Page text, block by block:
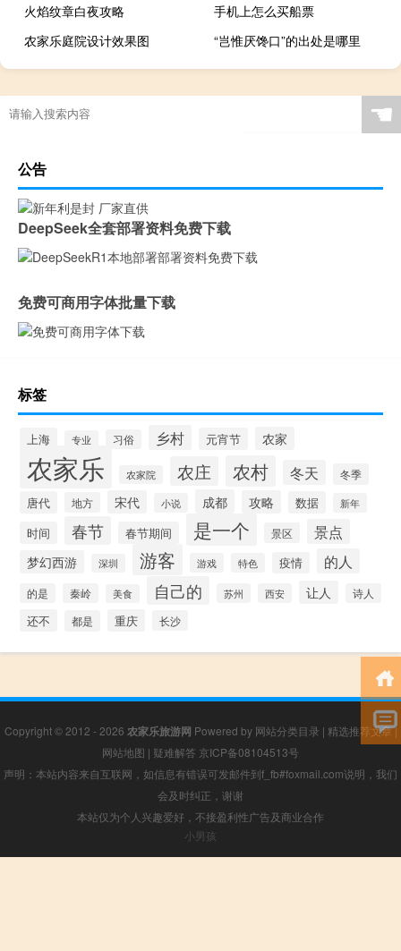
火焰纹章白夜攻略
手机上怎么买船票
农家乐庭院设计效果图
“岂惟厌馋口”的出处是哪里
☚
公告
DeepSeek全套部署资料免费下载
免费可商用字体批量下载
标签
上海 专业 习俗 乡村 元宵节 农家
农家乐 农家院 农庄 农村 冬天 冬季
唐代 地方 宋代 小说 成都 攻略 数据 新年
时间 春节 春节期间 是一个 景区 景点
梦幻西游 深圳 游客 游戏 特色 疫情 的人
的是 秦岭 美食 自己的 苏州 西安 让人 诗人
还不 都是 重庆 长沙
Copyright © 2012 - 2026 农家乐旅游网 Powered by 网站分类目录 | 精选推荐文章|
网站地图 | 疑难解答 京ICP备08104513号
声明：本站内容来自互联网，如信息有错误可发邮件到f_fb#foxmail.com说明，我们
会及时纠正，谢谢
本站仅为个人兴趣爱好，不接盈利性广告及商业合作
小男孩